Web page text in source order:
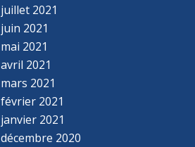
juillet 2021
juin 2021
mai 2021
avril 2021
mars 2021
février 2021
janvier 2021
décembre 2020